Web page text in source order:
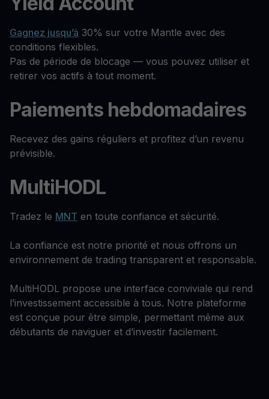
Gagnez jusqu’à 30% sur votre Mantle avec des
conditions flexibles.
Pas de période de blocage — vous pouvez utiliser et
retirer vos actifs à tout moment.
Paiements hebdomadaires
Recevez des gains réguliers et profitez d’un revenu
prévisible.
MultiHODL
Tradez le MNT en toute confiance et sécurité.
La confiance est notre priorité et nous offrons un
environnement de trading transparent et responsable.
MultiHODL propose une interface conviviale qui rend
l’investissement accessible à tous. Notre plateforme
est conçue pour être simple, permettant même aux
débutants de naviguer et d’investir facilement.